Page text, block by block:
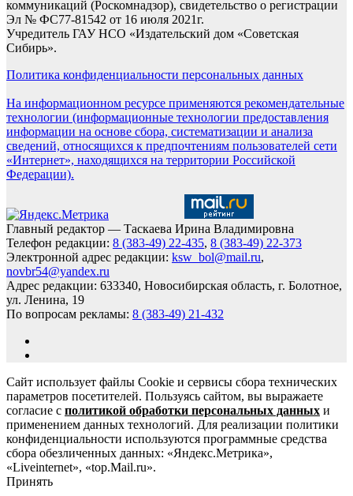
коммуникаций (Роскомнадзор), свидетельство о регистрации
Эл № ФС77-81542 от 16 июля 2021г.
Учредитель ГАУ НСО «Издательский дом «Советская
Сибирь».
Политика конфиденциальности персональных данных
На информационном ресурсе применяются рекомендательные
технологии (информационные технологии предоставления
информации на основе сбора, систематизации и анализа
сведений, относящихся к предпочтениям пользователей сети
«Интернет», находящихся на территории Российской
Федерации).
Главный редактор — Таскаева Ирина Владимировна
Телефон редакции: 8 (383-49) 22-435, 8 (383-49) 22-373
Электронной адрес редакции: ksw_bol@mail.ru,
novbr54@yandex.ru
Адрес редакции: 633340, Новосибирская область, г. Болотное,
ул. Ленина, 19
По вопросам рекламы: 8 (383-49) 21-432
Сайт использует файлы Cookie и сервисы сбора технических
параметров посетителей. Пользуясь сайтом, вы выражаете
согласие с политикой обработки персональных данных и
применением данных технологий. Для реализации политики
конфиденциальности используются программные средства
сбора обезличенных данных: «Яндекс.Метрика»,
«Liveinternet», «top.Mail.ru».
Принять